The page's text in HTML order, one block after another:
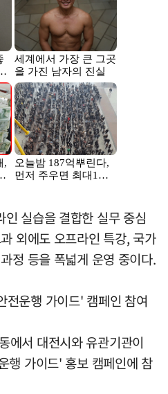
실습을 결합한 실무 중심
외에도 오프라인 특강, 국가
정 등을 폭넓게 운영 중이다.
운행 가이드' 캠페인 참여
에서 대전시와 유관기관이
행 가이드' 홍보 캠페인에 참